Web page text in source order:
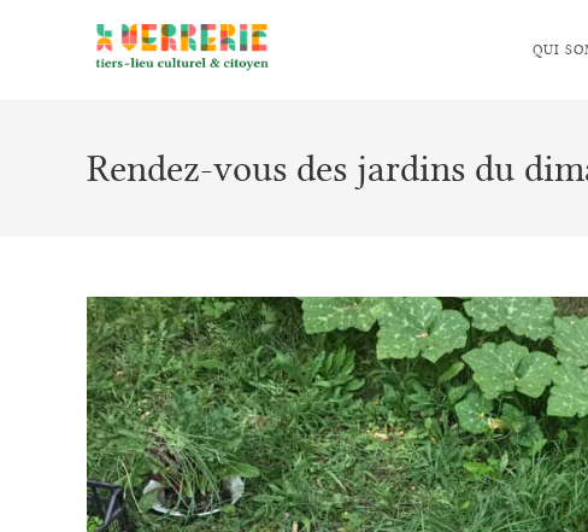
QUI
Rendez-vous des jardins du